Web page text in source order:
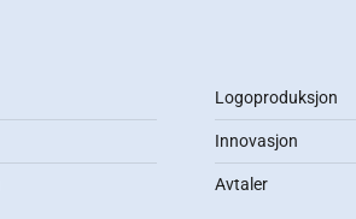
Logoproduksjon
Innovasjon
Avtaler